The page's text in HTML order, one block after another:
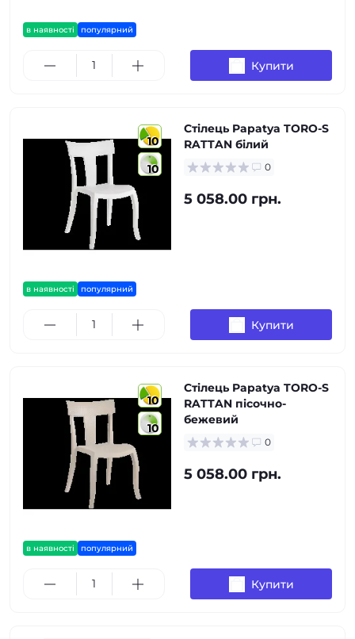
в наявності популярний
Купити
10
10
в наявності популярний
Стілець Papatya TORO-S
RATTAN білий
0
5 058.00 грн.
Купити
10
10
в наявності популярний
Стілець Papatya TORO-S
RATTAN пісочно-
бежевий
0
5 058.00 грн.
Купити